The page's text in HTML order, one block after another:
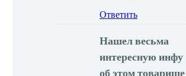
Ответить
Нашел весьма
интересную инфу
об этом товарище